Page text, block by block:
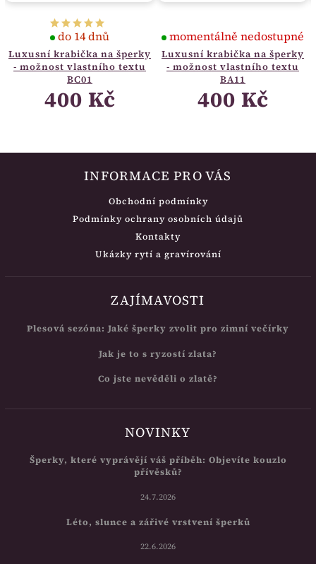
Luxusní krabička na šperky
- možnost vlastního textu
BC01
do 14 dnů
400 Kč
Luxusní krabička na šperky
- možnost vlastního textu
BA11
momentálně nedostupné
400 Kč
INFORMACE PRO VÁS
Obchodní podmínky
Podmínky ochrany osobních údajů
Kontakty
Ukázky rytí a gravírování
ZAJÍMAVOSTI
Plesová sezóna: Jaké šperky zvolit pro zimní večírky
Jak je to s ryzostí zlata?
Co jste nevěděli o zlatě?
NOVINKY
Šperky, které vyprávějí váš příběh: Objevíte kouzlo
přívěsků?
24.7.2026
Léto, slunce a zářivé vrstvení šperků
22.6.2026